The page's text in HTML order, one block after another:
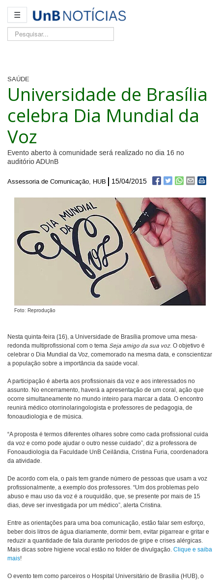
☰
Pesquisar...
SAÚDE
Universidade de Brasília
celebra Dia Mundial da
Voz
Evento aberto à comunidade será realizado no dia 16 no
auditório ADUnB
Assessoria de Comunicação, HUB 15/04/2015
Foto: Reprodução
Nesta quinta-feira (16), a Universidade de Brasília promove uma mesa-
redonda multiprofissional com o tema Seja amigo da sua voz. O objetivo é
celebrar o Dia Mundial da Voz, comemorado na mesma data, e conscientizar
a população sobre a importância da saúde vocal.
A participação é aberta aos profissionais da voz e aos interessados no
assunto. No encerramento, haverá a apresentação de um coral, ação que
ocorre simultaneamente no mundo inteiro para marcar a data. O encontro
reunirá médico otorrinolaringologista e professores de pedagogia, de
fonoaudiologia e de música.
“A proposta é termos diferentes olhares sobre como cada profissional cuida
da voz e como pode ajudar o outro nesse cuidado”, diz a professora de
Fonoaudiologia da Faculdade UnB Ceilândia, Cristina Furia, coordenadora
da atividade.
De acordo com ela, o país tem grande número de pessoas que usam a voz
profissionalmente, a exemplo dos professores. “Um dos problemas pelo
abuso e mau uso da voz é a rouquidão, que, se presente por mais de 15
dias, deve ser investigada por um médico”, alerta Cristina.
Entre as orientações para uma boa comunicação, estão falar sem esforço,
beber dois litros de água diariamente, dormir bem, evitar pigarrear e gritar e
reduzir a quantidade de fala durante períodos de gripe e crises alérgicas.
Mais dicas sobre higiene vocal estão no folder de divulgação. Clique e saiba
mais!
O evento tem como parceiros o Hospital Universitário de Brasília (HUB), o